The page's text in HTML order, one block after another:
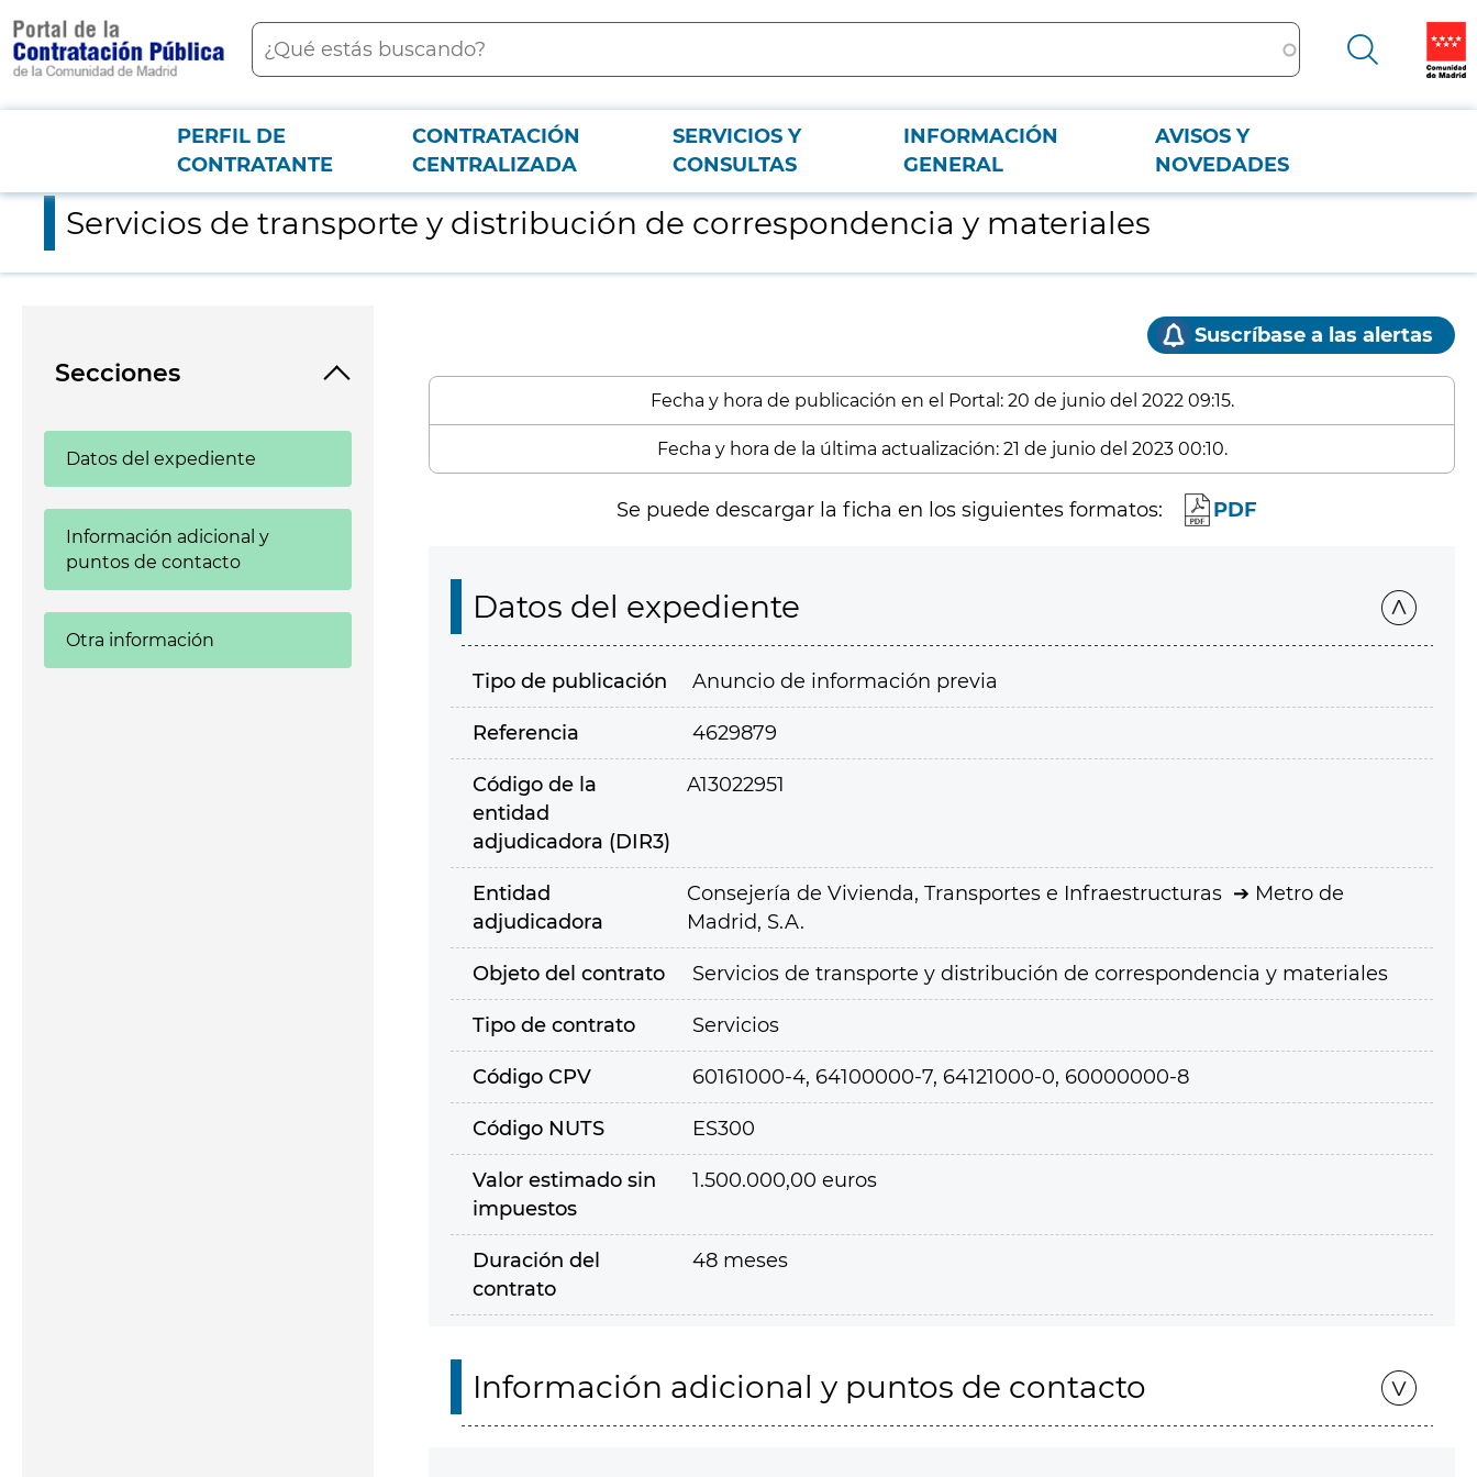
contenido
principal
Buscar
Menú PCON
PERFIL DE
CONTRATANTE
CONTRATACIÓN
CENTRALIZADA
SERVICIOS Y
CONSULTAS
INFORMACIÓN
GENERAL
AVISOS Y
NOVEDADES
Servicios de transporte y distribución de correspondencia y materiales
Servicios de transporte y distribución de correspondencia y materiales
Secciones
Datos del expediente
Información adicional y
puntos de contacto
Otra información
Suscríbase a las alertas
Fecha y hora de publicación en el Portal: 20 de junio del 2022 09:15.
Fecha y hora de la última actualización: 21 de junio del 2023 00:10.
Se puede descargar la ficha en los siguientes formatos: PDF
Datos del expediente
Tipo de publicación Anuncio de información previa
Referencia 4629879
Código de la
entidad
adjudicadora (DIR3)
A13022951
Entidad
adjudicadora
Consejería de Vivienda, Transportes e Infraestructuras
Metro de
Madrid, S.A.
Objeto del contrato Servicios de transporte y distribución de correspondencia y materiales
Tipo de contrato Servicios
Código CPV 60161000-4, 64100000-7, 64121000-0, 60000000-8
Código NUTS ES300
Valor estimado sin
impuestos
1.500.000,00 euros
Duración del
contrato
48 meses
Información adicional y puntos de contacto